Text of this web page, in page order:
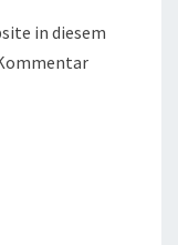
in diesem